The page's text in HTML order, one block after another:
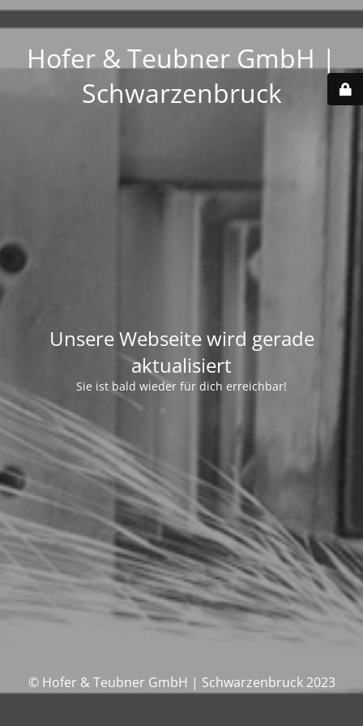
Hofer & Teubner GmbH |
Schwarzenbruck
Unsere Webseite wird gerade
aktualisiert
Sie ist bald wieder für dich erreichbar!
© Hofer & Teubner GmbH | Schwarzenbruck 2023